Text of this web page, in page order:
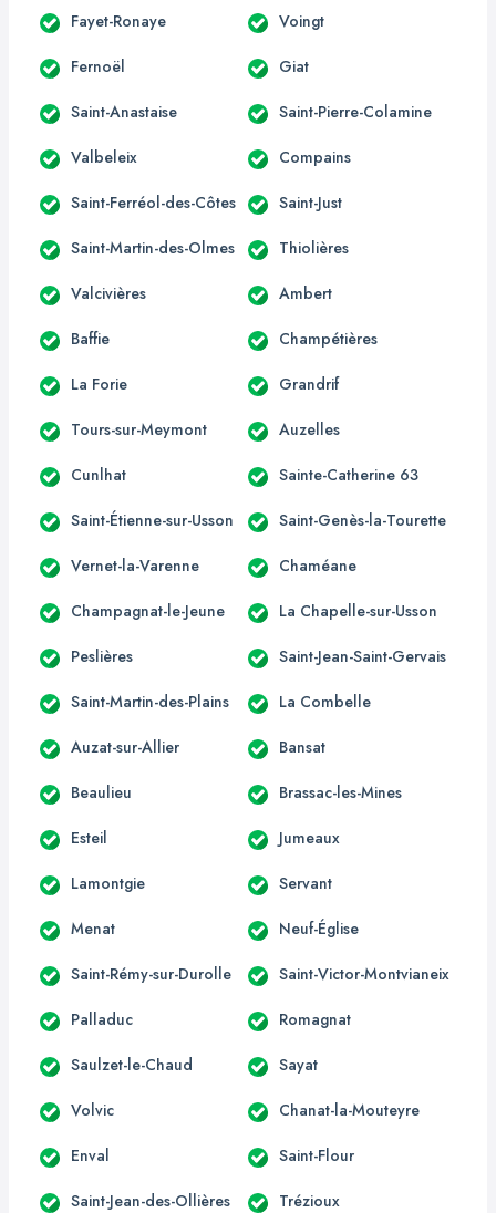
Fayet-Ronaye Voingt
Fernoël Giat
Saint-Anastaise Saint-Pierre-Colamine
Valbeleix Compains
Saint-Ferréol-des-Côtes Saint-Just
Saint-Martin-des-Olmes Thiolières
Valcivières Ambert
Baffie Champétières
La Forie Grandrif
Tours-sur-Meymont Auzelles
Cunlhat Sainte-Catherine 63
Saint-Étienne-sur-Usson Saint-Genès-la-Tourette
Vernet-la-Varenne Chaméane
Champagnat-le-Jeune La Chapelle-sur-Usson
Peslières Saint-Jean-Saint-Gervais
Saint-Martin-des-Plains La Combelle
Auzat-sur-Allier Bansat
Beaulieu Brassac-les-Mines
Esteil Jumeaux
Lamontgie Servant
Menat Neuf-Église
Saint-Rémy-sur-Durolle Saint-Victor-Montvianeix
Palladuc Romagnat
Saulzet-le-Chaud Sayat
Volvic Chanat-la-Mouteyre
Enval Saint-Flour
Saint-Jean-des-Ollières Trézioux